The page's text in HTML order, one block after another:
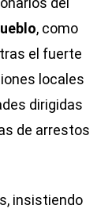
, como
el fuerte
locales
dirigidas
de arrestos
insistiendo